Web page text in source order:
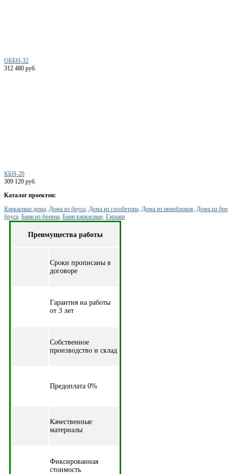
ОББН-32
312 480 руб.
КБН-20
309 120 руб.
Каталог проектов:
Каркасные дома, Дома из бруса, Дома из газобетона, Дома из пеноблоков, Дома из
бруса, Бани из бревна, Бани каркасные, Гаражи
Преимущества работы
Cроки прописаны в
договоре
Гарантия на работы
от 3 лет
Собственное
производство и склад
Предоплата 0%
Качественные
материалы
Фиксированная
стоимость